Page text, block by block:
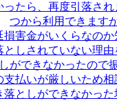
ったら、再度引落さ
つから利用できます
損害金がいくらなのか
としされていない理由
ができなかったので
支払いが厳しいため相
落としができなかっ